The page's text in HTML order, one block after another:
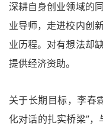
深耕自身创业领域的
业导师，走进校内创
业历程。对有想法却
提供经济资助。
关于长期目标，李春
化对话的扎实桥梁”